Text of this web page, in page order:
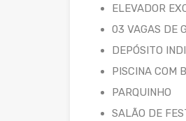
ELEVADOR
03 VAGAS DE
DEPÓSITO
PISCINA COM
PARQUINHO
SALÃO DE